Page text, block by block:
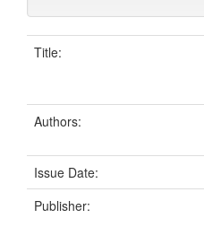
Title:
Authors:
Issue Date:
Publisher: